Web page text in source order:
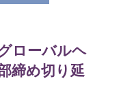
ローバルヘ
締め切り延